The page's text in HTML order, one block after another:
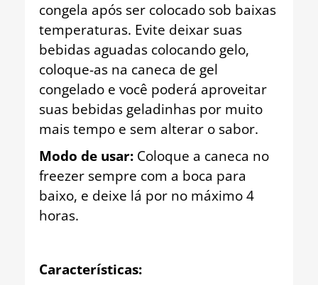
congela após ser colocado sob baixas
temperaturas. Evite deixar suas
bebidas aguadas colocando gelo,
coloque-as na caneca de gel
congelado e você poderá aproveitar
suas bebidas geladinhas por muito
mais tempo e sem alterar o sabor.
Modo de usar: Coloque a caneca no
freezer sempre com a boca para
baixo, e deixe lá por no máximo 4
horas.
Características: